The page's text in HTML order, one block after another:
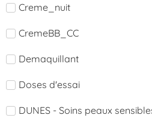
Creme_nuit
CremeBB_CC
Demaquillant
Doses d'essai
DUNES - Soins peaux